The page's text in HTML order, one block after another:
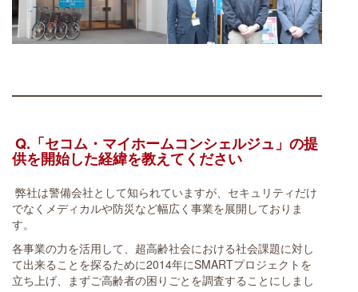
Q.「セコム・マイホームコンシェルジュ」の提
供を開始した経緯を教えてください
弊社は警備会社として知られていますが、セキュリティだけ
でなくメディカルや防災など幅広く事業を展開しておりま
す。
各事業の力を活用して、超高齢社会における社会課題に対し
て出来ることを探るために2014年にSMARTプロジェクトを
立ち上げ、まずご高齢者の困りごとを調査することにしまし